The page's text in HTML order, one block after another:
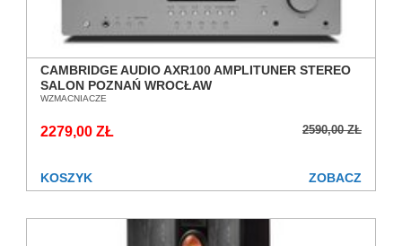
CAMBRIDGE AUDIO AXR100 AMPLITUNER STEREO
SALON POZNAŃ WROCŁAW
WZMACNIACZE
2590,00 ZŁ
2279,00 ZŁ
KOSZYK ZOBACZ